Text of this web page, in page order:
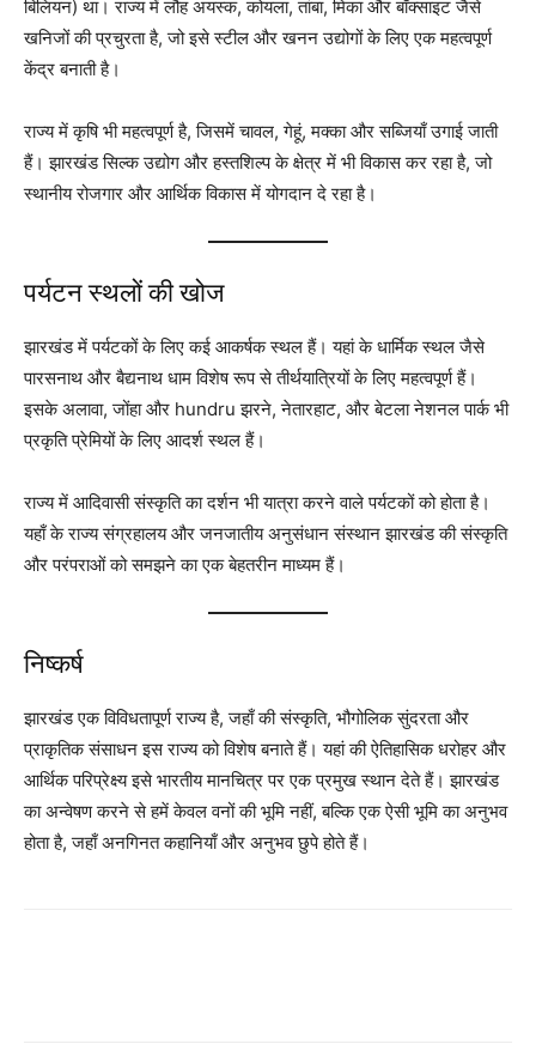
बिलियन) था। राज्य में लौह अयस्क, कोयला, तांबा, मिका और बॉक्साइट जैसे
खनिजों की प्रचुरता है, जो इसे स्टील और खनन उद्योगों के लिए एक महत्वपूर्ण
केंद्र बनाती है।
राज्य में कृषि भी महत्वपूर्ण है, जिसमें चावल, गेहूं, मक्का और सब्जियाँ उगाई जाती
हैं। झारखंड सिल्क उद्योग और हस्तशिल्प के क्षेत्र में भी विकास कर रहा है, जो
स्थानीय रोजगार और आर्थिक विकास में योगदान दे रहा है।
पर्यटन स्थलों की खोज
झारखंड में पर्यटकों के लिए कई आकर्षक स्थल हैं। यहां के धार्मिक स्थल जैसे
पारसनाथ और बैद्यनाथ धाम विशेष रूप से तीर्थयात्रियों के लिए महत्वपूर्ण हैं।
इसके अलावा, जोंहा और hundru झरने, नेतारहाट, और बेटला नेशनल पार्क भी
प्रकृति प्रेमियों के लिए आदर्श स्थल हैं।
राज्य में आदिवासी संस्कृति का दर्शन भी यात्रा करने वाले पर्यटकों को होता है।
यहाँ के राज्य संग्रहालय और जनजातीय अनुसंधान संस्थान झारखंड की संस्कृति
और परंपराओं को समझने का एक बेहतरीन माध्यम हैं।
निष्कर्ष
झारखंड एक विविधतापूर्ण राज्य है, जहाँ की संस्कृति, भौगोलिक सुंदरता और
प्राकृतिक संसाधन इस राज्य को विशेष बनाते हैं। यहां की ऐतिहासिक धरोहर और
आर्थिक परिप्रेक्ष्य इसे भारतीय मानचित्र पर एक प्रमुख स्थान देते हैं। झारखंड
का अन्वेषण करने से हमें केवल वनों की भूमि नहीं, बल्कि एक ऐसी भूमि का अनुभव
होता है, जहाँ अनगिनत कहानियाँ और अनुभव छुपे होते हैं।